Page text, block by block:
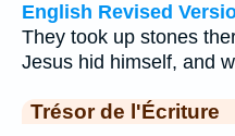
English Revised
They took up stones
Jesus hid himself, and
Trésor de l'Écriture